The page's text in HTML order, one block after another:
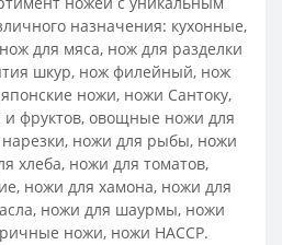
назначения: кухонные,
для мяса, нож для разделки
шкур, нож филейный, нож
ножи, ножи Сантоку,
фруктов, овощные ножи для
ножи для рыбы, ножи
хлеба, ножи для томатов,
ножи для хамона, ножи для
ножи для шаурмы, ножи
ножи, ножи HACCP.